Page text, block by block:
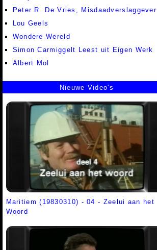
Peter R. De Vries, Misdaadverslaggever
Lou Geels
Wondere Wereld
Simon Carmiggelt Leest uit Eigen Werk
Albert Mol
Nieuwe Video's
Maritiem (19830310) - 04 - Zeelui aan het
Woord